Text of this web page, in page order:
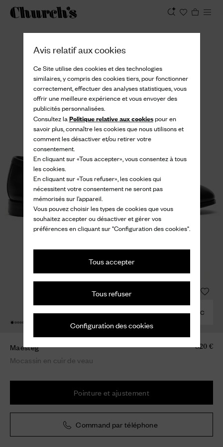
Avis relatif aux cookies
Ce Site utilise des cookies et des technologies
similaires, y compris des cookies tiers, pour fonctionner
correctement, effectuer des analyses statistiques, vous
offrir une meilleure expérience et vous envoyer des
publicités personnalisées.
Consultez la Politique relative aux cookiespour en
savoir plus, connaître les cookies que nous utilisons et
comment les désactiver et/ou retirer votre
consentement.
En cliquant sur «Tous accepter», vous consentez à tous
les cookies.
En cliquant sur «Tous refuser», les cookies qui
nécessitent votre consentement ne seront pas
mémorisés sur l’appareil.
Vous pouvez choisir les types de cookies que vous
souhaitez accepter ou désactiver et gérer vos
préférences en cliquant sur "Configuration des cookies".
Tous accepter
Tous refuser
Configuration des cookies
COMBINER AVEC
Maesteg
Mocassin en cuir de veau
820 €
Pointure et ajustement
Command par téléphone
Afficher